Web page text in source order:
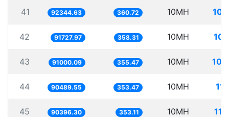
41 92344.63 360.72 10MH
42 91727.97 358.31 10MH
43 91000.09 355.47 10MH
44 90489.55 353.47 10MH
45 90396.30 353.11 10MH